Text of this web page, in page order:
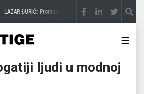
LAZAR ĐURIĆ: Promocija potencijal pretvara u destinaciju
☰
ljudi u modnoj